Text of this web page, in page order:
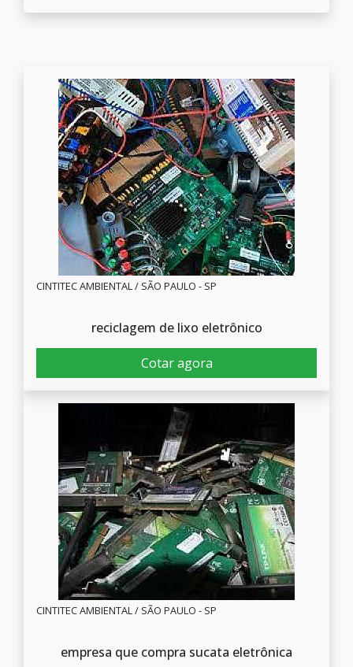
CINTITEC AMBIENTAL / SÃO PAULO - SP
reciclagem de lixo eletrônico
Cotar agora
CINTITEC AMBIENTAL / SÃO PAULO - SP
empresa que compra sucata eletrônica